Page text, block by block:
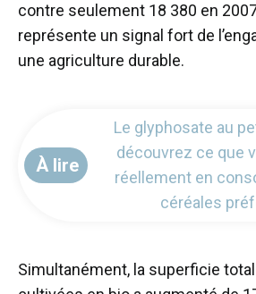
contre seulement 18 380 en
représente un signal fort de
une agriculture durable.
À lire
Le glyphosate au
découvrez ce que
réellement en
céréales
Simultanément, la superficie